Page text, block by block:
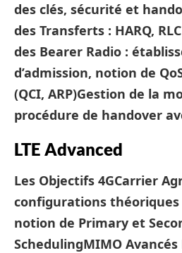
des clés, sécurité et
des Transferts : HARQ,
des Bearer Radio :
d’admission, notion de
(QCI, ARP)Gestion de la
procédure de handover
LTE Advanced
Les Objectifs 4GCarrier
configurations
notion de Primary et
SchedulingMIMO Avancés